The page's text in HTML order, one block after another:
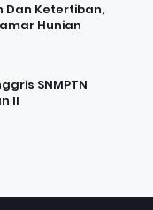
Dan Ketertiban,
Hunian
SNMPTN
II